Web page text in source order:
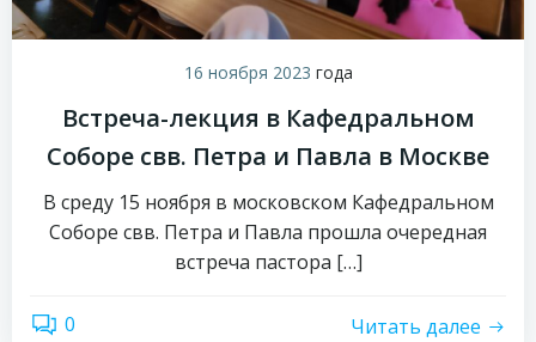
16 ноября 2023 года
Встреча-лекция в Кафедральном
Соборе свв. Петра и Павла в Москве
В среду 15 ноября в московском Кафедральном
Соборе свв. Петра и Павла прошла очередная
встреча пастора […]
0 Читать далее